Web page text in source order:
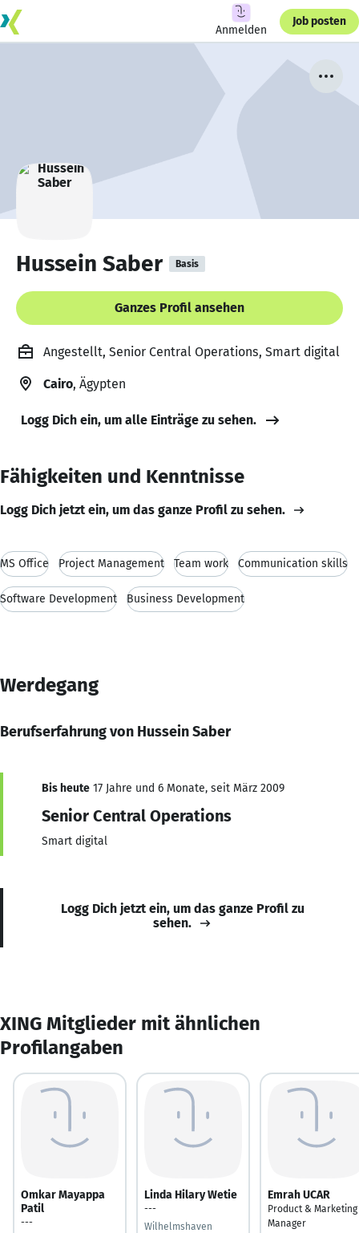
Anmelden
Job posten
Hussein Saber Basis
Ganzes Profil ansehen
Angestellt, Senior Central Operations, Smart digital
Cairo, Ägypten
Logg Dich ein, um alle Einträge zu sehen.
Fähigkeiten und Kenntnisse
Logg Dich jetzt ein, um das ganze Profil zu sehen.
MS Office Project Management Team work Communication skills
Software Development Business Development
Werdegang
Berufserfahrung von Hussein Saber
Bis heute 17 Jahre und 6 Monate, seit März 2009
Senior Central Operations
Smart digital
Logg Dich jetzt ein, um das ganze Profil zu
sehen.
XING Mitglieder mit ähnlichen
Profilangaben
Omkar Mayappa
Patil
---
Linda Hilary Wetie
---
Wilhelmshaven
Emrah UCAR
Product & Marketing
Manager